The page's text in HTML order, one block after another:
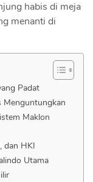
habis di meja
menanti di
Padat
Menguntungkan
Maklon
dan HKI
Utama